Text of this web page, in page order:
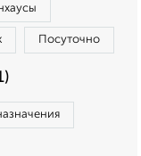
Посуточно